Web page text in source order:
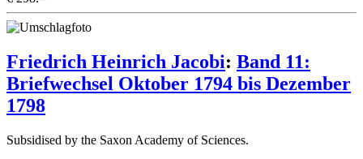
Friedrich Heinrich Jacobi: Band 11:
Briefwechsel Oktober 1794 bis Dezember
1798
Subsidised by the Saxon Academy of Sciences.